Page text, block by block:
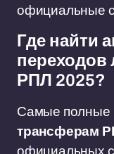
официальные
Где найти
переходов
РПЛ 2025?
Самые полные
трансферам